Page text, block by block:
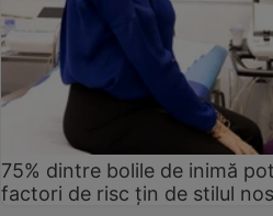
75% dintre bolile de inimă
factori de risc țin de stilul